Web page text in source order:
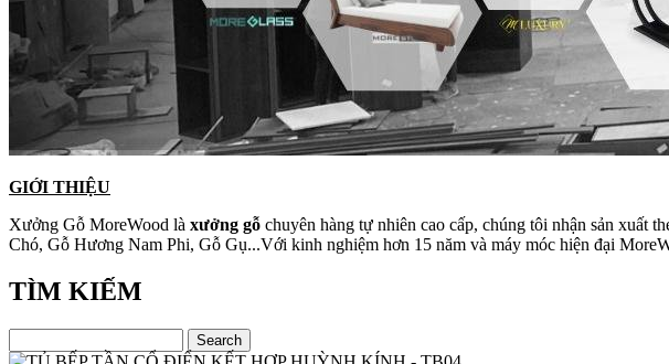
GIỚI THIỆU
Xưởng Gỗ MoreWood là xưởng gỗ chuyên hàng tự nhiên cao cấp, chúng tôi nhận sản xuất
Chó, Gỗ Hương Nam Phi, Gỗ Gụ...Với kinh nghiệm hơn 15 năm và máy móc hiện đại
TÌM KIẾM